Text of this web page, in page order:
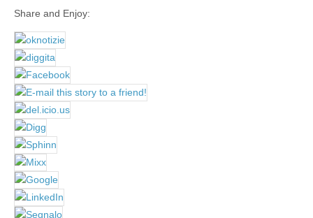
Share and Enjoy: